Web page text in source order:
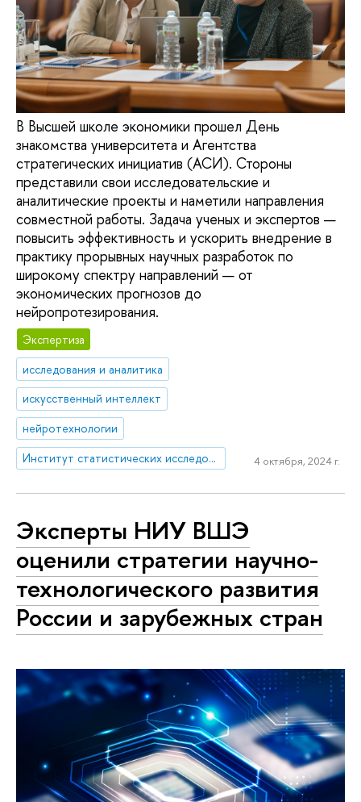
В Высшей школе экономики прошел День
знакомства университета и Агентства
стратегических инициатив (АСИ). Стороны
представили свои исследовательские и
аналитические проекты и наметили направления
совместной работы. Задача ученых и экспертов —
повысить эффективность и ускорить внедрение в
практику прорывных научных разработок по
широкому спектру направлений — от
экономических прогнозов до
нейропротезирования.
Экспертиза
исследования и аналитика
искусственный интеллект
нейротехнологии
Институт статистических исследований и экономики знаний
4 октября, 2024 г.
Эксперты НИУ ВШЭ
оценили стратегии научно-
технологического развития
России и зарубежных стран